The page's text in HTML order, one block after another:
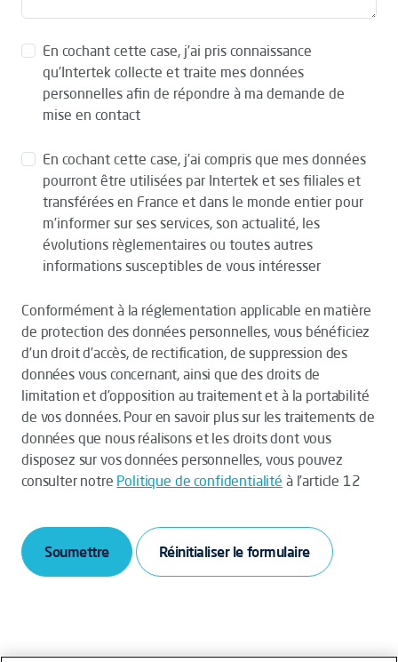
En cochant cette case, j’ai pris connaissance
qu’Intertek collecte et traite mes données
personnelles afin de répondre à ma demande de
mise en contact
En cochant cette case, j’ai compris que mes données
pourront être utilisées par Intertek et ses filiales et
transférées en France et dans le monde entier pour
m’informer sur ses services, son actualité, les
évolutions règlementaires ou toutes autres
informations susceptibles de vous intéresser
Conformément à la réglementation applicable en matière
de protection des données personnelles, vous bénéficiez
d’un droit d’accès, de rectification, de suppression des
données vous concernant, ainsi que des droits de
limitation et d’opposition au traitement et à la portabilité
de vos données. Pour en savoir plus sur les traitements de
données que nous réalisons et les droits dont vous
disposez sur vos données personnelles, vous pouvez
consulter notre Politique de confidentialité à l’article 12
Soumettre